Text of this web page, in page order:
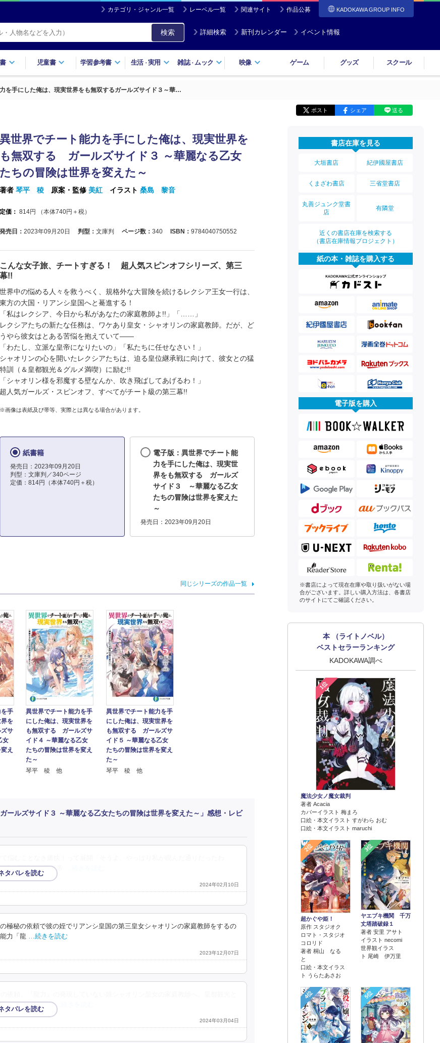
カテゴリ・ジャンル一覧 レーベル一覧 関連サイト 作品公募 KADOKAWA GROUP INFO
検索 詳細検索 新刊カレンダー イベント情報
児童書 学習参考書 生活・実用 雑誌・ ムック 映像 ゲーム グッズ スクール
を手にした俺は、現実世界をも無双するガールズサイド３～華…
ポスト シェア 送る
異世界でチート能力を手にした俺は、現実世界を
も無双する ガールズサイド３ ～華麗なる乙女
たちの冒険は世界を変えた～
著者 琴平 稜 原案・監修 美紅 イラスト 桑島 黎音
定価： 814円 （本体740円＋税）
発売日： 2023年09月20日 判型： 文庫判 ページ数： 340 ISBN： 9784040750552
こんな女子旅、チートすぎる！ 超人気スピンオフシリーズ、第三
幕!!
世界中の悩める人々を救うべく、規格外な大冒険を続けるレクシア王女一行は、
東方の大国・リアンシ皇国へと驀進する！
「私はレクシア、今日から私があなたの家庭教師よ!!」「……」
レクシアたちの新たな任務は、ワケあり皇女・シャオリンの家庭教師。だが、ど
うやら彼女はとある苦悩を抱えていて――
「わたし、立派な皇帝になりたいの」「私たちに任せなさい！」
シャオリンの心を開いたレクシアたちは、迫る皇位継承戦に向けて、彼女との猛
特訓（＆皇都観光＆グルメ満喫）に励む!!
「シャオリン様を邪魔する壁なんか、吹き飛ばしてあげるわ！」
超人気ガールズ・スピンオフ、すべてがチート級の第三幕!!
※画像は表紙及び帯等、実際とは異なる場合があります。
紙書籍
発売日：2023年09月20日
判型：文庫判／340ページ
定価：814円（本体740円＋税）
電子版：異世界でチート能
力を手にした俺は、現実世
界をも無双する ガールズ
サイド３ ～華麗なる乙女
たちの冒険は世界を変えた
～
発売日：2023年09月20日
同じシリーズの作品一覧
手
を
サ
女
え
異世界でチート能力を手
にした俺は、現実世界を
も無双する ガールズサ
イド４ ～華麗なる乙女
たちの冒険は世界を変え
た～
琴平 稜 他
異世界でチート能力を手
にした俺は、現実世界を
も無双する ガールズサ
イド５ ～華麗なる乙女
たちの冒険は世界を変え
た～
琴平 稜 他
ールズサイド３ ～華麗なる乙女たちの冒険は世界を変えた～」感想・レビ
？開祖の初代皇帝
2024年02月10日
極秘の依頼で彼の姪でリアンシ皇国の第三皇女シャオリンの家庭教師をするの
力「龍 …続きを読む
2023年12月07日
皇位継承戦『試 …続きを読む
2024年03月04日
書店在庫を見る
大垣書店 紀伊國屋書店
くまざわ書店 三省堂書店
丸善ジュンク堂書
店
有隣堂
近くの書店在庫を検索する
（書店在庫情報プロジェクト）
紙の本・雑誌を購入する
電子版を購入
※書店によって現在在庫や取り扱いがない場
合がございます。詳しい購入方法は、各書店
のサイトにてご確認ください。
本 （ライトノベル）
ベストセラーランキング
KADOKAWA調べ
1位
魔法少女ノ魔女裁判
著者 Acacia
カバーイラスト 梅まろ
口絵・本文イラスト すがわら おむ
口絵・本文イラスト maruchi
2位
超かぐや姫！
原作 スタジオク
ロマト・スタジオ
コロリド
著者 桐山 なる
と
口絵・本文イラス
ト うらたあさお
3位
ヤエブキ機関 千万
丈塔踏破録１
著者 安里 アサト
イラスト necomi
世界観イラス
ト 尾崎 伊万里
4位 5位